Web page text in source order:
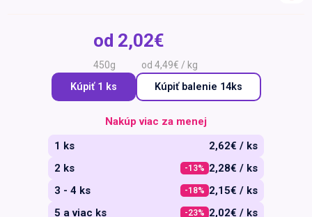
Darčekové
poukazy
Recepty
Drogéria a kozmetika
od 2,02€
450g od 4,49€ / kg
Kúpiť 1 ks Kúpiťbalenie 14ks
Nakúp viac za menej
1 ks
2,62€ / ks
2 ks
-13% 2,28€ / ks
3 - 4 ks
-18% 2,15€ / ks
5 a viac ks
-23% 2,02€ / ks